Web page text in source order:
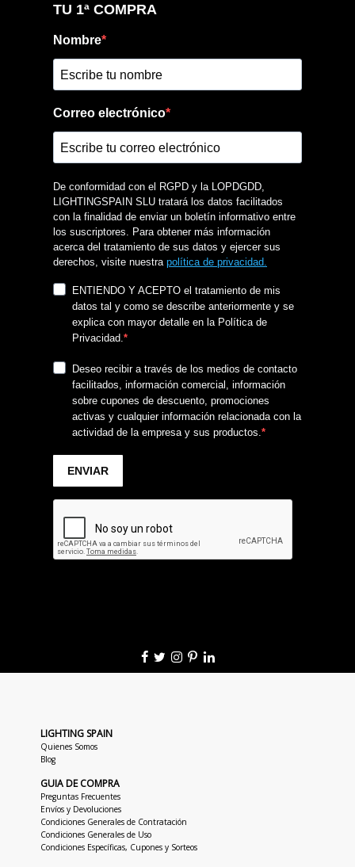
LIGHTING SPAIN
Quienes Somos
Blog
GUIA DE COMPRA
Preguntas Frecuentes
Envíos y Devoluciones
Condiciones Generales de Contratación
Condiciones Generales de Uso
Condiciones Específicas, Cupones y Sorteos